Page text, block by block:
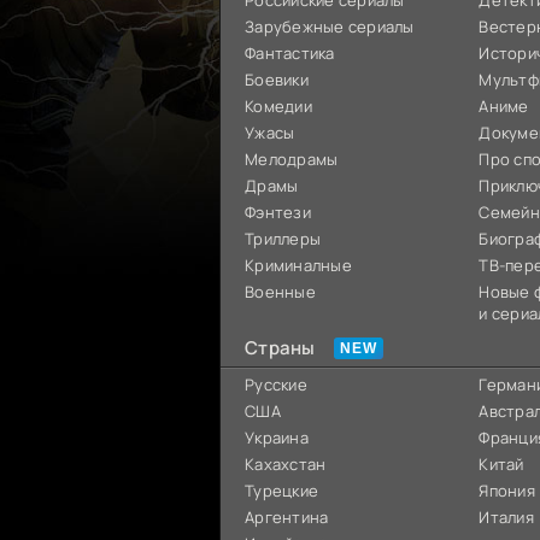
Зарубежные сериалы
Фантастика
Боевики
Комедии
Ужасы
Мелодрамы
Драмы
Фэнтези
Триллеры
Криминалные
Военные
Аниме
Про
ТВ-
Новые
и
Страны
Русские
США
Украина
Кахахстан
Турецкие
Аргентина
Китай
Япония
Италия